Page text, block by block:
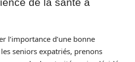
l’importance d’une bonne
seniors expatriés, prenons